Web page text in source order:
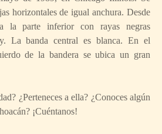
horizontales de igual anchura. Desde
la parte inferior con rayas negras
La banda central es blanca. En el
de la bandera se ubica un gran
¿Perteneces a ella? ¿Conoces algún
¡Cuéntanos!